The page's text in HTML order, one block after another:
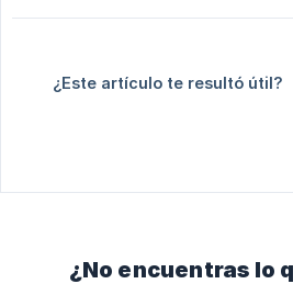
¿Este artículo te resultó útil?
¿No encuentras lo